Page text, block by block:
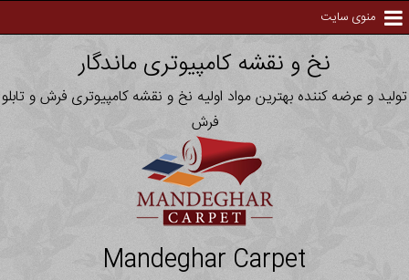
منوی سایت
نخ و نقشه کامپیوتری ماندگار
تولید و عرضه کننده بهترین مواد اولیه نخ و نقشه کامپیوتری فرش و تابلو
فرش
Mandeghar Carpet